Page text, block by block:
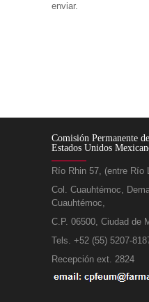
enviar.
Comisión Permanente
Estados Unidos
Río Rhin 57, (entre Río
Col. Cuauhtémoc,
Cuauhtémoc,
C.P. 06500, Ciudad de
Tels. +52 (55) 5207-
Recepción ext. 2824